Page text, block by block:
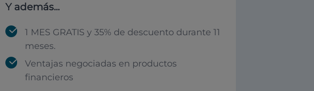
Y además...
1 MES GRATIS y 35% de descuento durante 11
meses.
Ventajas negociadas en productos
financieros